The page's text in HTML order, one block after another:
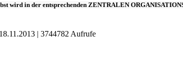
wird in der entsprechenden ZENTRALEN
| 3744782 Aufrufe